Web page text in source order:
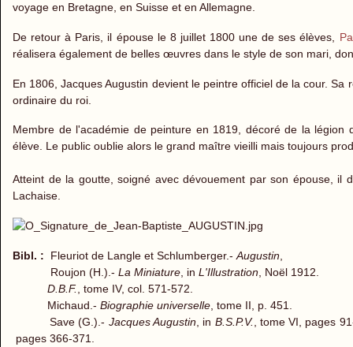
voyage en Bretagne, en Suisse et en Allemagne.
De retour à Paris, il épouse le 8 juillet 1800 une de ses élèves,
réalisera également de belles œuvres dans le style de son mari,
En 1806, Jacques Augustin devient le peintre officiel de la cour.
ordinaire du roi.
Membre de l'académie de peinture en 1819, décoré de la
élève. Le public oublie alors le grand maître vieilli mais toujours
Atteint de la goutte, soigné avec dévouement par son épouse, il
Lachaise.
Bibl. : Fleuriot de Langle et Schlumberger.- Augustin
Roujon (H.).- La Miniature , in L'Illustration , Noël 1912.
D.B.F. , tome IV, col. 571-572.
Michaud.- Biographie universelle , tome II, p. 451.
Save (G.).- Jacques Augustin , in B.S.P.V. , tome VI,
pages 366-371.